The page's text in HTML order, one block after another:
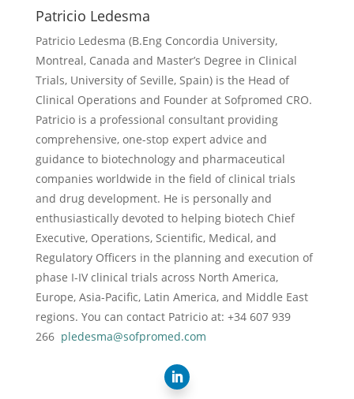
Patricio Ledesma
Patricio Ledesma (B.Eng Concordia University,
Montreal, Canada and Master’s Degree in Clinical
Trials, University of Seville, Spain) is the Head of
Clinical Operations and Founder at Sofpromed CRO.
Patricio is a professional consultant providing
comprehensive, one-stop expert advice and
guidance to biotechnology and pharmaceutical
companies worldwide in the field of clinical trials
and drug development. He is personally and
enthusiastically devoted to helping biotech Chief
Executive, Operations, Scientific, Medical, and
Regulatory Officers in the planning and execution of
phase I-IV clinical trials across North America,
Europe, Asia-Pacific, Latin America, and Middle East
regions. You can contact Patricio at: +34 607 939
266 pledesma@sofpromed.com